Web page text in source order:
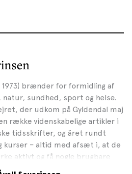
1973) brænder for formidling af
sundhed, sport og helse.
der udkom på Gyldendal maj
række videnskabelige artikler i
tidsskrifter, og året rundt
kurser – altid med afsæt i, at de
aktivt og få nogle brugbare
hverdag. Stig har en